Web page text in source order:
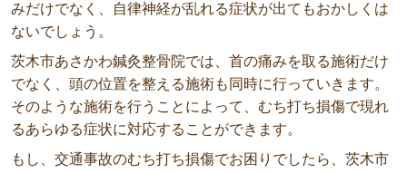
みだけでなく、自律神経が乱れる症状が出てもおかしくは
ないでしょう。
茨木市あさかわ鍼灸整骨院では、首の痛みを取る施術だけ
でなく、頭の位置を整える施術も同時に行っていきます。
そのような施術を行うことによって、むち打ち損傷で現れ
るあらゆる症状に対応することができます。
もし、交通事故のむち打ち損傷でお困りでしたら、茨木市